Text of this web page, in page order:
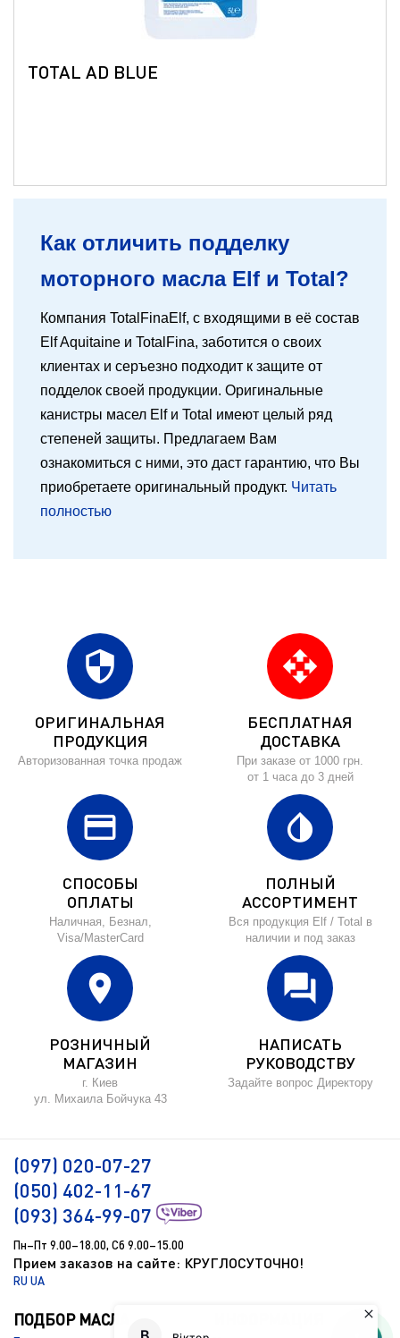
TOTAL AD BLUE
Как отличить подделку
моторного масла Elf и Total?
Компания TotalFinaElf, с входящими в её состав
Elf Aquitaine и TotalFina, заботится о своих
клиентах и серъезно подходит к защите от
подделок своей продукции. Оригинальные
канистры масел Elf и Total имеют целый ряд
степеней защиты. Предлагаем Вам
ознакомиться с ними, это даст гарантию, что Вы
приобретаете оригинальный продукт. Читать
полностью
security
ОРИГИНАЛЬНАЯ
ПРОДУКЦИЯ
Авторизованная точка продаж
open_with
БЕСПЛАТНАЯ
ДОСТАВКА
При заказе от 1000 грн.
от 1 часа до 3 дней
credit_card
СПОСОБЫ
ОПЛАТЫ
Наличная, Безнал,
Visa/MasterCard
invert_colors
ПОЛНЫЙ
АССОРТИМЕНТ
Вся продукция Elf / Total в
наличии и под заказ
location_on
РОЗНИЧНЫЙ
МАГАЗИН
г. Киев
ул. Михаила Бойчука 43
forum
НАПИСАТЬ
РУКОВОДСТВУ
Задайте вопрос Директору
(097) 020-07-27
(050) 402-11-67
(093) 364-99-07
Пн–Пт 9.00–18.00, Сб 9.00–15.00
Прием заказов на сайте: КРУГЛОСУТОЧНО!
RU UA
ПОДБОР МАСЛА